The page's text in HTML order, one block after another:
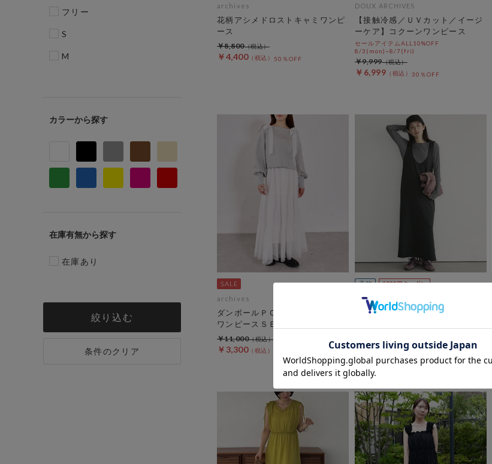
フリー
S
M
カラー
在庫有無
在庫あり
絞り込む
条件のクリア
archives
花柄アシメドロストキャミワンピ
ース
￥4,400 50％OFF
￥8,800
DOUX ARCHIVES
【接触冷感／ＵＶカット／イージ
ーケア】コクーンワンピース
セールアイテムALL10%OFF
8/3(mon)~8/7(fri)
￥6,999 30％OFF
￥9,999
archives
ダンボールＰＯ×肩リボンキャミ
ワンピースＳＥＴ
￥3,300
￥11,000
DOUX ARCHIVES
【26AW EC先行予約】インナー